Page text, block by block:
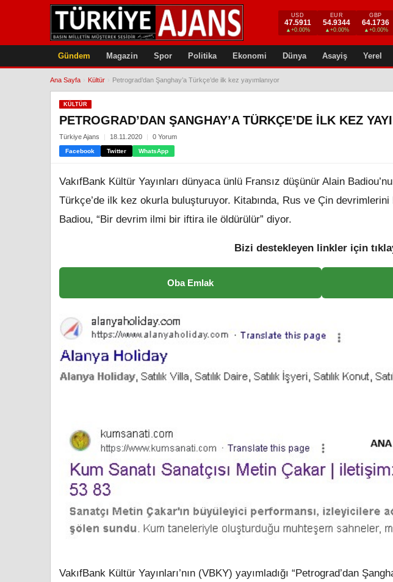
USD
47.5911
▲+0.00%
EUR
54.9344
▲+0.00%
GBP
64.1736
▲+0.00%
Gündem Magazin Spor Politika Ekonomi Dünya Asayiş Yerel
Ana Sayfa Kültür Petrograd’dan Şanghay’a Türkçe’de ilk kez yayımlanıyor
KÜLTÜR
PETROGRAD’DAN ŞANGHAY’A TÜRKÇE’DE ILK KEZ
Türkiye Ajans 18.11.2020 0 Yorum
Facebook Twitter WhatsApp
VakıfBank Kültür Yayınları dünyaca ünlü Fransız düşünür Alain
Türkçe’de ilk kez okurla buluşturuyor. Kitabında, Rus ve Çin devrimlerini
Badiou, “Bir devrim ilmi bir iftira ile öldürülür” diyor.
Bizi destekleyen linkler için
Oba Emlak
VakıfBank Kültür Yayınları’nın (VBKY) yayımladığı “Petrograd’dan